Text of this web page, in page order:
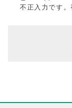
不正入力です。